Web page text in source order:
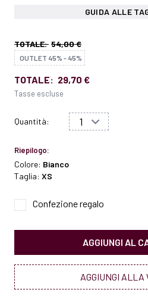
GUIDA ALLE
TOTALE: 54,00 €
OUTLET 45% - 45%
TOTALE: 29,70 €
Tasse escluse
Quantità:
Riepilogo:
Colore: Bianco
Taglia: XS
Confezione regalo
AGGIUNGI AL
AGGIUNGI ALLA